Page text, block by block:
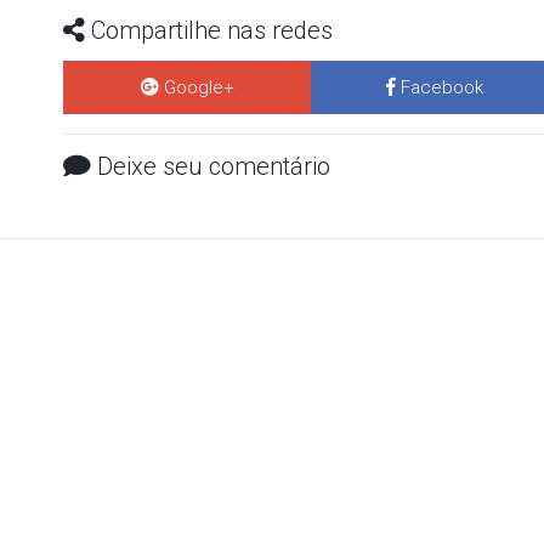
Compartilhe nas redes
Google+ Facebook
Deixe seu comentário